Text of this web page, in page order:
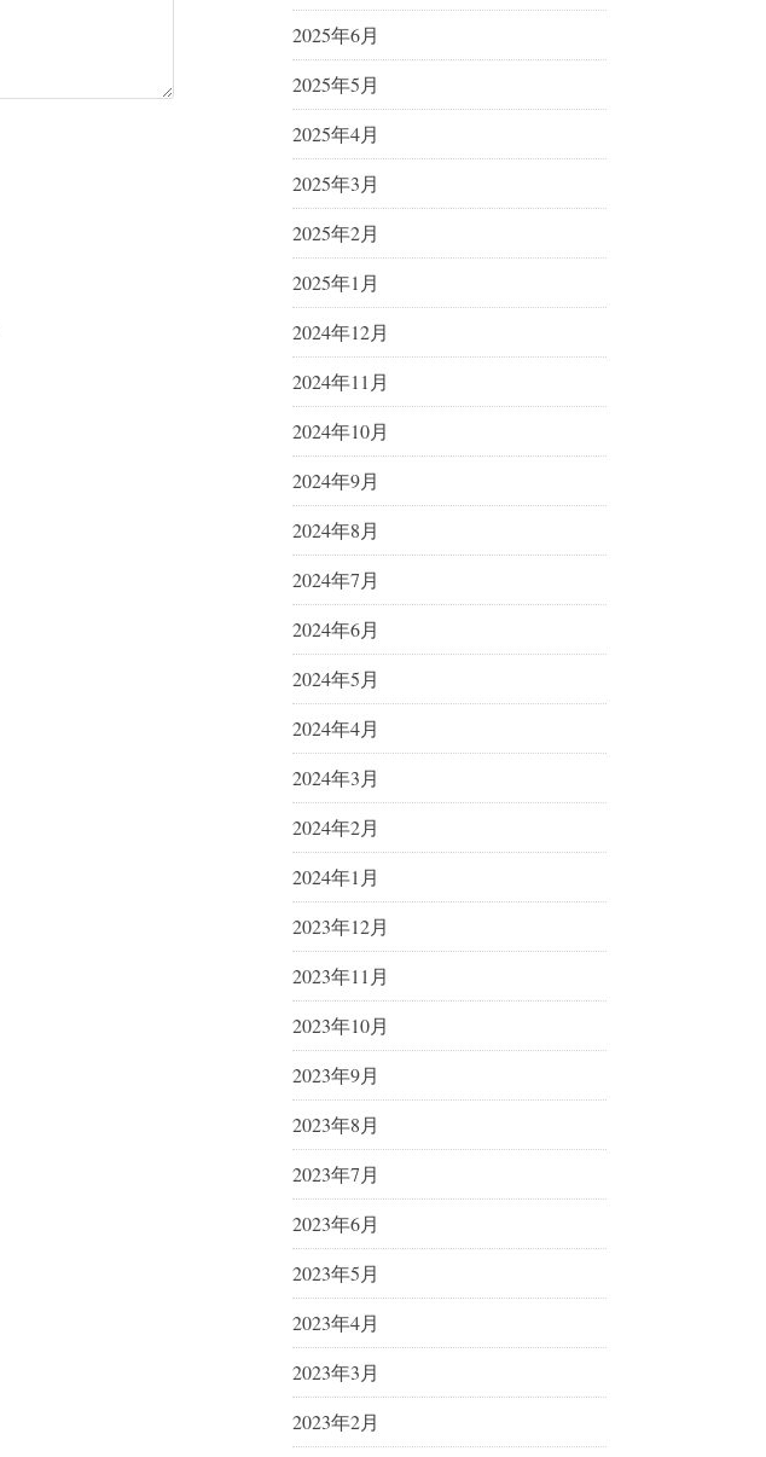
2025年6月
2025年5月
2025年4月
2025年3月
2025年2月
2025年1月
2024年12月
2024年11月
2024年10月
2024年9月
2024年8月
2024年7月
2024年6月
2024年5月
2024年4月
2024年3月
2024年2月
2024年1月
2023年12月
2023年11月
2023年10月
2023年9月
2023年8月
2023年7月
2023年6月
2023年5月
2023年4月
2023年3月
2023年2月